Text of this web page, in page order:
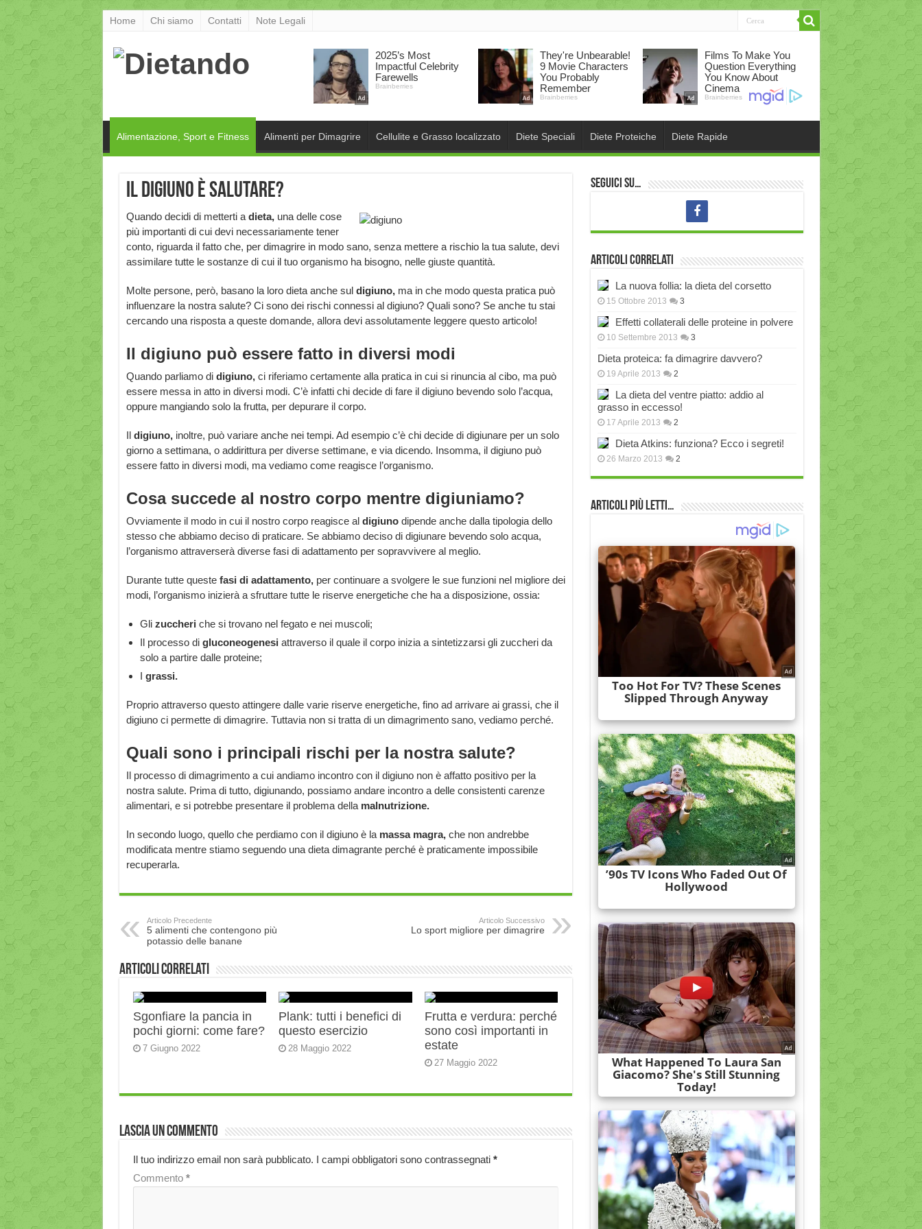
Home Chi siamo Contatti Note Legali
Alimentazione, Sport e Fitness Alimenti per Dimagrire Cellulite e Grasso localizzato Diete Speciali Diete Proteiche Diete Rapide
Il digiuno è salutare?
Quando decidi di metterti a dieta,una delle cose
più importanti di cui devi necessariamente tener
conto, riguarda il fatto che, per dimagrire in modo sano, senza mettere a rischio la tua salute, devi
assimilare tutte le sostanze di cui il tuo organismo ha bisogno, nelle giuste quantità.
Molte persone, però, basano la loro dieta anche sul digiuno,ma in che modo questa pratica può
influenzare la nostra salute? Ci sono dei rischi connessi al digiuno? Quali sono? Se anche tu stai
cercando una risposta a queste domande, allora devi assolutamente leggere questo articolo!
Il digiuno può essere fatto in diversi modi
Quando parliamo di digiuno,ci riferiamo certamente alla pratica in cui si rinuncia al cibo, ma può
essere messa in atto in diversi modi. C’è infatti chi decide di fare il digiuno bevendo solo l’acqua,
oppure mangiando solo la frutta, per depurare il corpo.
Il digiuno,inoltre, può variare anche nei tempi. Ad esempio c’è chi decide di digiunare per un solo
giorno a settimana, o addirittura per diverse settimane, e via dicendo. Insomma, il digiuno può
essere fatto in diversi modi, ma vediamo come reagisce l’organismo.
Cosa succede al nostro corpo mentre digiuniamo?
Ovviamente il modo in cui il nostro corpo reagisce al digiunodipende anche dalla tipologia dello
stesso che abbiamo deciso di praticare. Se abbiamo deciso di digiunare bevendo solo acqua,
l’organismo attraverserà diverse fasi di adattamento per sopravvivere al meglio.
Durante tutte queste fasi di adattamento,per continuare a svolgere le sue funzioni nel migliore dei
modi, l’organismo inizierà a sfruttare tutte le riserve energetiche che ha a disposizione, ossia:
Gli zuccheri che si trovano nel fegato e nei muscoli;
Il processo di gluconeogenesi attraverso il quale il corpo inizia a sintetizzarsi gli zuccheri da
solo a partire dalle proteine;
I grassi.
Proprio attraverso questo attingere dalle varie riserve energetiche, fino ad arrivare ai grassi, che il
digiuno ci permette di dimagrire. Tuttavia non si tratta di un dimagrimento sano, vediamo perché.
Quali sono i principali rischi per la nostra salute?
Il processo di dimagrimento a cui andiamo incontro con il digiuno non è affatto positivo per la
nostra salute. Prima di tutto, digiunando, possiamo andare incontro a delle consistenti carenze
alimentari, e si potrebbe presentare il problema della malnutrizione.
In secondo luogo, quello che perdiamo con il digiuno è la massa magra,che non andrebbe
modificata mentre stiamo seguendo una dieta dimagrante perché è praticamente impossibile
recuperarla.
Articolo Precedente
5 alimenti che contengono più
potassio delle banane
Articolo Successivo
Lo sport migliore per dimagrire
Articoli correlati
Sgonfiare la pancia in
pochi giorni: come fare?
7 Giugno 2022
Plank: tutti i benefici di
questo esercizio
28 Maggio 2022
Frutta e verdura: perché
sono così importanti in
estate
27 Maggio 2022
Lascia un commento
Il tuo indirizzo email non sarà pubblicato. I campi obbligatori sono contrassegnati *
Commento *
Seguici su…
Articoli correlati
La nuova follia: la dieta del corsetto
15 Ottobre 2013 3
Effetti collaterali delle proteine in polvere
10 Settembre 2013 3
Dieta proteica: fa dimagrire davvero?
19 Aprile 2013 2
La dieta del ventre piatto: addio al
grasso in eccesso!
17 Aprile 2013 2
Dieta Atkins: funziona? Ecco i segreti!
26 Marzo 2013 2
Articoli più Letti…